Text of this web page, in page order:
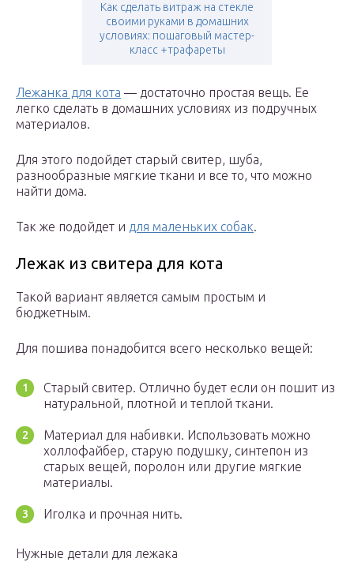
Как сделать витраж на стекле
своими руками в домашних
условиях: пошаговый мастер-
класс +трафареты
Лежанка для кота — достаточно простая вещь. Ее
легко сделать в домашних условиях из подручных
материалов.
Для этого подойдет старый свитер, шуба,
разнообразные мягкие ткани и все то, что можно
найти дома.
Так же подойдет и для маленьких собак.
Лежак из свитера для кота
Такой вариант является самым простым и
бюджетным.
Для пошива понадобится всего несколько вещей:
Старый свитер. Отлично будет если он пошит из
натуральной, плотной и теплой ткани.
Материал для набивки. Использовать можно
холлофайбер, старую подушку, синтепон из
старых вещей, поролон или другие мягкие
материалы.
Иголка и прочная нить.
Нужные детали для лежака